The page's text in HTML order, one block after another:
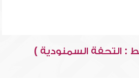
: التحفة السمنودية )